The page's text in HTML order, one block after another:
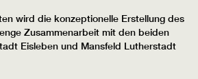
wird die konzeptionelle Erstellung des
Zusammenarbeit mit den beiden
Eisleben und Mansfeld Lutherstadt